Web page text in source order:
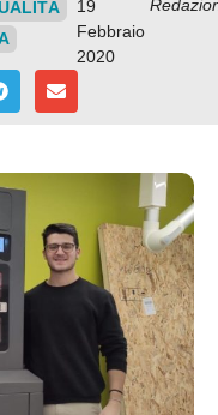
19
Febbraio
2020